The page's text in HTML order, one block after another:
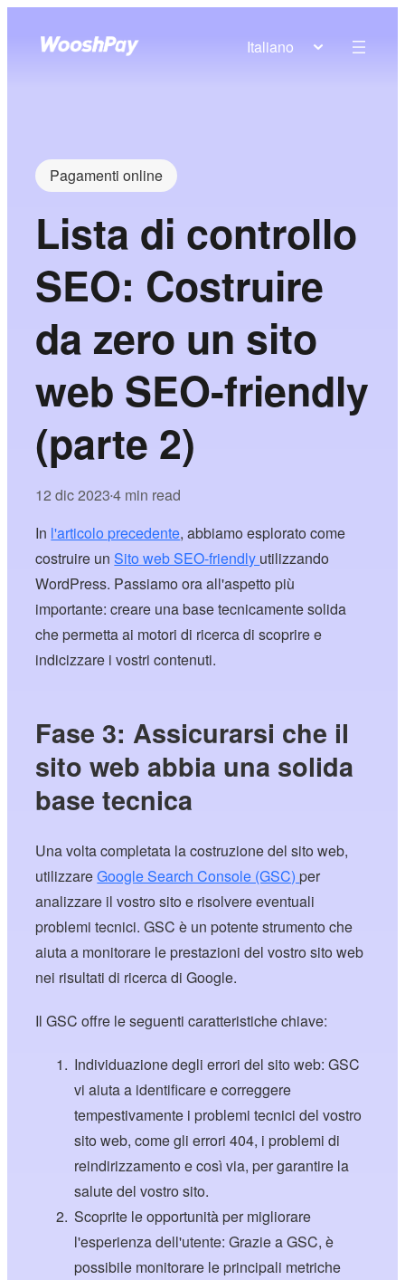
Italiano
Pagamenti online
Lista di controllo
SEO: Costruire
da zero un sito
web SEO-friendly
(parte 2)
12 dic 2023•4 min read
In l'articolo precedente, abbiamo esplorato come
costruire un Sito web SEO-friendly utilizzando
WordPress. Passiamo ora all'aspetto più
importante: creare una base tecnicamente solida
che permetta ai motori di ricerca di scoprire e
indicizzare i vostri contenuti.
Fase 3: Assicurarsi che il
sito web abbia una solida
base tecnica
Una volta completata la costruzione del sito web,
utilizzareGoogle Search Console (GSC)per
analizzare il vostro sito e risolvere eventuali
problemi tecnici. GSC è un potente strumento che
aiuta a monitorare le prestazioni del vostro sito web
nei risultati di ricerca di Google.
Il GSC offre le seguenti caratteristiche chiave:
Individuazione degli errori del sito web: GSC
vi aiuta a identificare e correggere
tempestivamente i problemi tecnici del vostro
sito web, come gli errori 404, i problemi di
reindirizzamento e così via, per garantire la
salute del vostro sito.
Scoprite le opportunità per migliorare
l'esperienza dell'utente: Grazie a GSC, è
possibile monitorare le principali metriche